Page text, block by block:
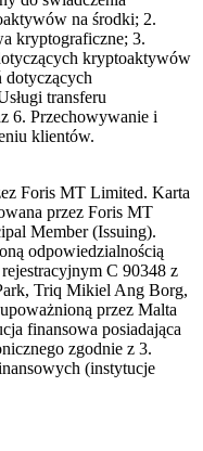
na środki; 2.
kryptograficzne; 3.
kryptoaktywów
transferu
6. Przechowywanie i
klientów.
Foris MT Limited. Karta
przez Foris MT
Member (Issuing).
odpowiedzialnością
C 90348 z
Triq Mikiel Ang Borg,
przez Malta
finansowa posiadająca
zgodnie z 3.
(instytucje